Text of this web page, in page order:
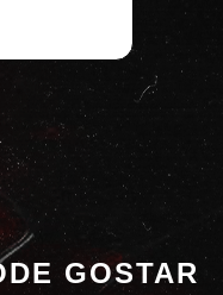
GOSTAR